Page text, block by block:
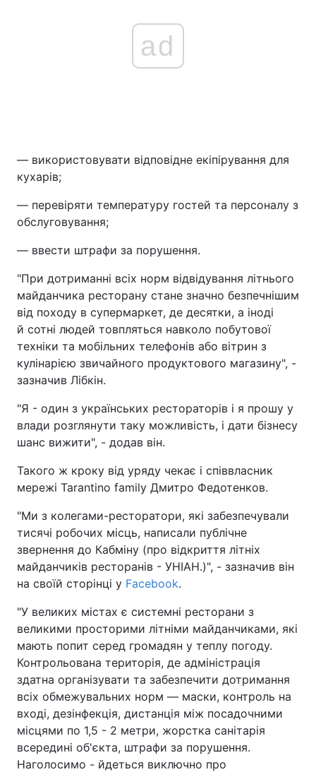
ad
— використовувати відповідне екіпірування для
кухарів;
— перевіряти температуру гостей та персоналу з
обслуговування;
— ввести штрафи за порушення.
"При дотриманні всіх норм відвідування літнього
майданчика ресторану стане значно безпечнішим
від походу в супермаркет, де десятки, а іноді
й сотні людей товпляться навколо побутової
техніки та мобільних телефонів або вітрин з
кулінарією звичайного продуктового магазину", -
зазначив Лібкін.
"Я - один з українських рестораторів і я прошу у
влади розглянути таку можливість, і дати бізнесу
шанс вижити", - додав він.
Такого ж кроку від уряду чекає і співвласник
мережі Tarantino family Дмитро Федотенков.
"Ми з колегами-ресторатори, які забезпечували
тисячі робочих місць, написали публічне
звернення до Кабміну (про відкриття літніх
майданчиків ресторанів - УНІАН.)", - зазначив він
на своїй сторінці у Facebook.
"У великих містах є системні ресторани з
великими просторими літніми майданчиками, які
мають попит серед громадян у теплу погоду.
Контрольована територія, де адміністрація
здатна організувати та забезпечити дотримання
всіх обмежувальних норм — маски, контроль на
вході, дезінфекція, дистанція між посадочними
місцями по 1,5 - 2 метри, жорстка санітарія
всередині об'єкта, штрафи за порушення.
Наголосимо - йдеться виключно про